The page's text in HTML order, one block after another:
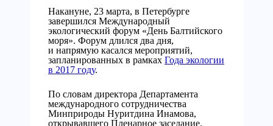
Накануне, 23 марта, в Петербурге
завершился Международный
экологический форум «День Балтийского
моря». Форум длился два дня,
и напрямую касался мероприятий,
запланированных в рамках Года экологии
в 2017 году.
По словам директора Департамента
международного сотрудничества
Минприроды Нуритдина Инамова,
открывавшего Пленарное заседание,